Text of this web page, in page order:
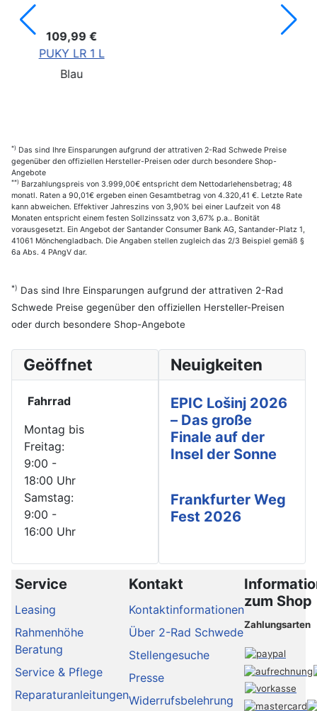
*) Das sind Ihre Einsparungen aufgrund der attrativen 2-Rad Schwede Preise
gegenüber den offiziellen Hersteller-Preisen oder durch besondere Shop-
Angebote
**) Barzahlungspreis von 3.999,00€ entspricht dem Nettodarlehensbetrag; 48
monatl. Raten a 90,01€ ergeben einen Gesamtbetrag von 4.320,41 €. Letzte Rate
kann abweichen. Effektiver Jahreszins von 3,90% bei einer Laufzeit von 48
Monaten entspricht einem festen Sollzinssatz von 3,67% p.a.. Bonität
vorausgesetzt. Ein Angebot der Santander Consumer Bank AG, Santander-Platz 1,
41061 Mönchengladbach. Die Angaben stellen zugleich das 2/3 Beispiel gemäß §
6a Abs. 4 PAngV dar.
*) Das sind Ihre Einsparungen aufgrund der attrativen 2-Rad
Schwede Preise gegenüber den offiziellen Hersteller-Preisen
oder durch besondere Shop-Angebote
Geöffnet
Fahrrad
Montag bis
Freitag:
9:00 -
18:00 Uhr
Samstag:
9:00 -
16:00 Uhr
Neuigkeiten
EPIC Lošinj 2026
– Das große
Finale auf der
Insel der Sonne
Frankfurter Weg
Fest 2026
Service
Leasing
Rahmenhöhe
Beratung
Service & Pflege
Reparaturanleitungen
Kontakt
Kontaktinformationen
Über 2-Rad Schwede
Stellengesuche
Presse
Widerrufsbelehrung
zum Shop
Zahlungsarten